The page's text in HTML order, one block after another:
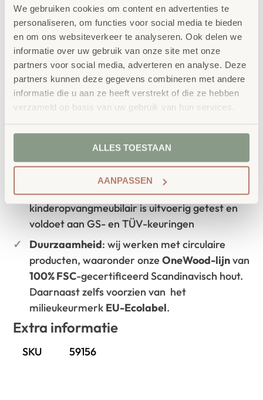
We gebruiken cookies om content en advertenties te
personaliseren, om functies voor social media te bieden
en om ons websiteverkeer te analyseren. Ook delen we
informatie over uw gebruik van onze site met onze
partners voor social media, adverteren en analyse. Deze
partners kunnen deze gegevens combineren met andere
informatie die u aan ze heeft verstrekt of die ze hebben
verzameld op basis van uw gebruik van hun services.
ALLES TOESTAAN
AANPASSEN
IN WINKELWAGEN
Waarom School Concept?
: ieder project start vanuit uw idee
en onze ervaring
Kwaliteit: al ons school- en
kinderopvangmeubilair is uitvoerig getest en
voldoet aan GS- en TÜV-keuringen
Duurzaamheid: wij werken met circulaire
producten, waaronder onzeOneWood-lijnvan
100% FSC-gecertificeerd Scandinavisch hout.
Daarnaast zelfs voorzien van het
milieukeurmerk EU-Ecolabel.
Extra informatie
SKU 59156